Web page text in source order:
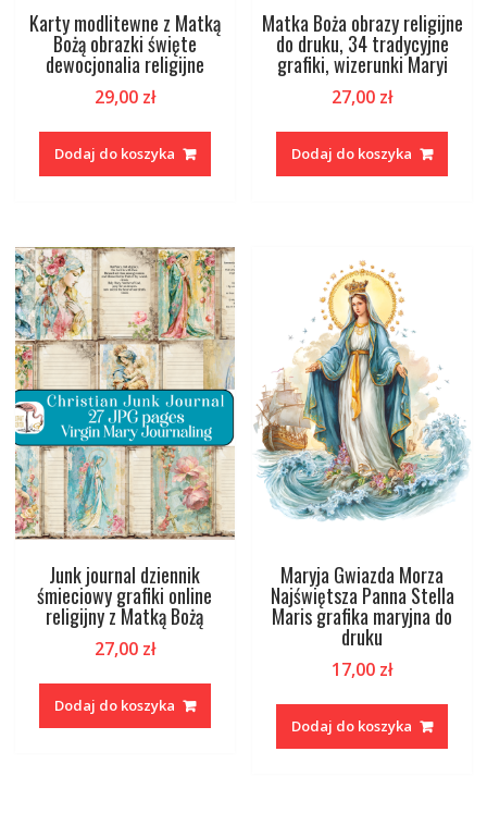
Karty modlitewne z Matką
Bożą obrazki święte
dewocjonalia religijne
29,00 zł
Dodaj do koszyka
Matka Boża obrazy religijne
do druku, 34 tradycyjne
grafiki, wizerunki Maryi
27,00 zł
Dodaj do koszyka
Junk journal dziennik
śmieciowy grafiki online
religijny z Matką Bożą
27,00 zł
Dodaj do koszyka
Maryja Gwiazda Morza
Najświętsza Panna Stella
Maris grafika maryjna do
druku
17,00 zł
Dodaj do koszyka